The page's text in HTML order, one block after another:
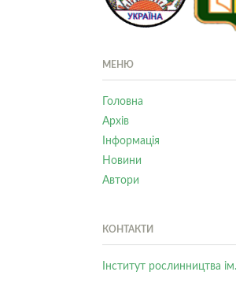
МЕНЮ
Головна
Архів
Інформація
Новини
Автори
КОНТАКТИ
Інститут рослинництва